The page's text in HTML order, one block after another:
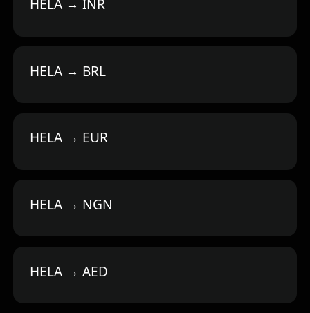
HELA → INR
HELA → BRL
HELA → EUR
HELA → NGN
HELA → AED